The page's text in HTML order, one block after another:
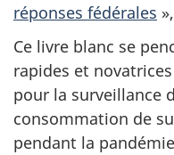
réponses fédérales
Ce livre blanc se
rapides et
pour la surveillance
consommation de
pendant la